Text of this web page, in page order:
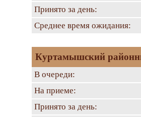
Принято за день:
Среднее время ожидания:
Куртамышский
В очереди:
На приеме:
Принято за день: